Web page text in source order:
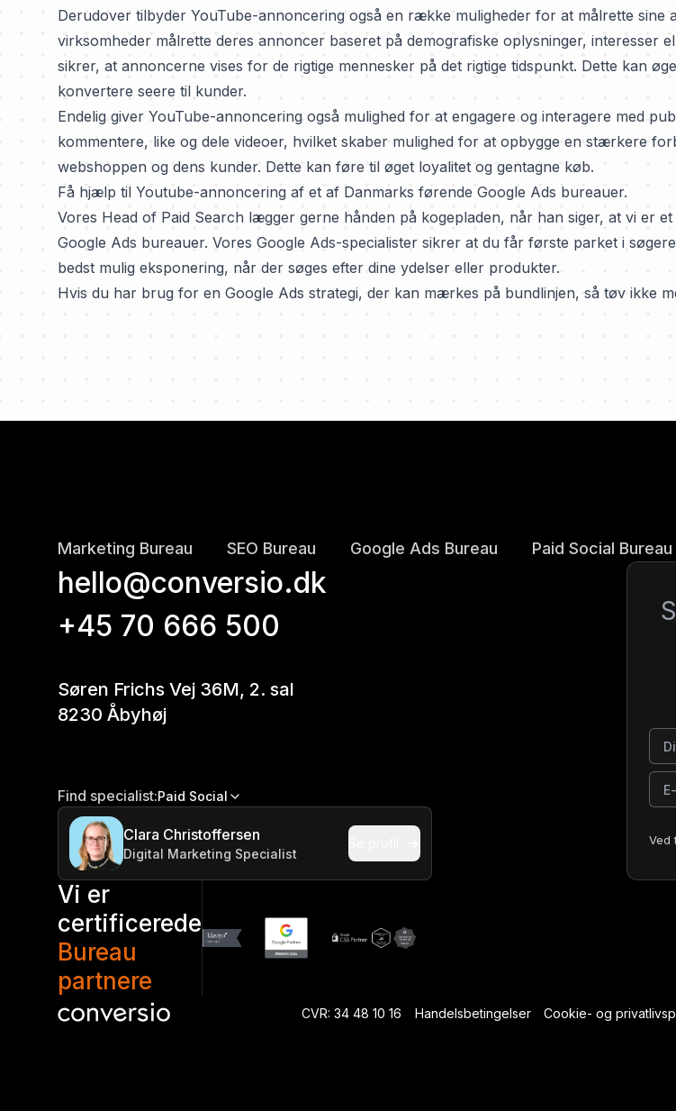
Derudover tilbyder YouTube-annoncering også en række muligheder for at målrette sine
virksomheder målrette deres annoncer baseret på demografiske oplysninger, interesser
sikrer, at annoncerne vises for de rigtige mennesker på det rigtige tidspunkt. Dette kan
konvertere seere til kunder.
Endelig giver YouTube-annoncering også mulighed for at engagere og interagere med
kommentere, like og dele videoer, hvilket skaber mulighed for at opbygge en stærkere
webshoppen og dens kunder. Dette kan føre til øget loyalitet og gentagne køb.
Få hjælp til Youtube-annoncering af et af Danmarks førende Google Ads bureauer.
Vores Head of Paid Search lægger gerne hånden på kogepladen, når han siger, at vi er
Google Ads bureauer. Vores Google Ads-specialister sikrer at du får første parket i
bedst mulig eksponering, når der søges efter dine ydelser eller produkter.
Hvis du har brug for en Google Ads strategi, der kan mærkes på bundlinjen, så tøv ikke
Marketing Bureau SEO Bureau Google Ads Bureau Paid Social Bureau
hello@conversio.dk
+45 70 666 500
Søren Frichs Vej 36M, 2. sal
8230 Åbyhøj
Find specialist:Paid Social
Clara Christoffersen
Digital Marketing Specialist
Dit
E-
Ved
Vi er
certificerede
Bureau
partnere
CVR: 34 48 10 16 Handelsbetingelser Cookie- og